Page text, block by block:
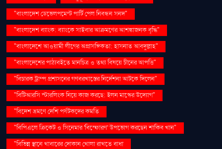
"বাংলাদেশ ডেভেলপমেন্ট পার্টি পেল নিবন্ধন সনদ"
"বাংলাদেশ ব্যাংক: ব্যাংকে সাইবার আক্রমণের আশঙ্কাজনক বৃদ্ধি"
"বাংলাদেশে আওয়ামী লীগের অপ্রাসঙ্গিকতা: হাসনাত আবদুল্লাহ"
"বাংলাদেশের পাঠ্যবইতে মানচিত্র ও তথ্য বিষয়ে চীনের আপত্তি"
"বিচারক ট্রাম্প প্রশাসনের গণবরখাস্তের নির্দেশনা আটকে দিলেন"
"বিটিআরসি স্টারলিংক নিয়ে কাজ করছে: ইলন মাস্কের উদ্যোগ"
"বিদেশ ভ্রমণে দেশি পর্যটকদের কমতি
"বিপিএলে ক্রিকেট ও সিনেমার 'বিস্ফোরণ' উপভোগ করছেন শাকিব খান"
"বিভিন্ন স্থানে খাবারের দোকান খোলা রাখতে বাধা